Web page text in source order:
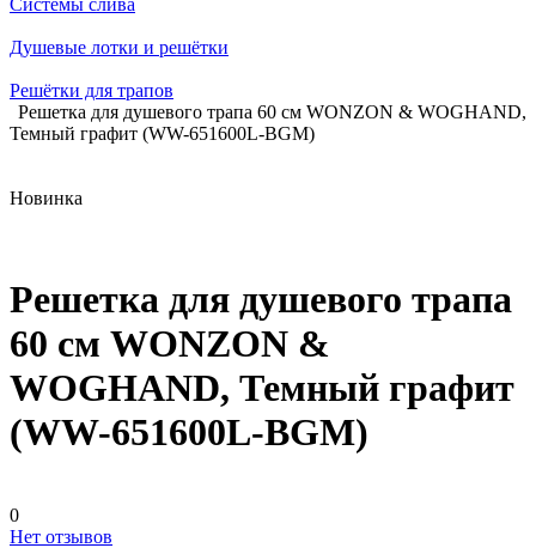
Системы слива
Душевые лотки и решётки
Решётки для трапов
Решетка для душевого трапа 60 см WONZON & WOGHAND,
Темный графит (WW-651600L-BGM)
Новинка
Решетка для душевого трапа
60 см WONZON &
WOGHAND, Темный графит
(WW-651600L-BGM)
0
Нет отзывов